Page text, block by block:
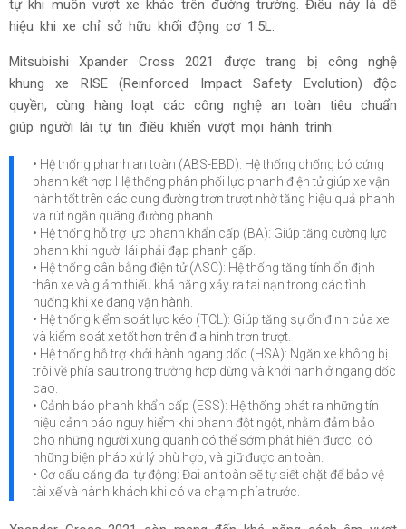
Qua thực tế trải nghiệm với cung đường đèo dốc, khi chở
đủ tải trên xe, người lái phải chuyển về số 2 hoặc L thì xe
mới có thể dễ dàng vượt qua và cũng phải thao tác tương
tự khi muốn vượt xe khác trên đường trường. Điều này là dễ
hiệu khi xe chỉ sở hữu khối động cơ 1.5L.
Mitsubishi Xpander Cross 2021 được trang bị công nghệ
khung xe RISE (Reinforced Impact Safety Evolution) độc
quyền, cùng hàng loạt các công nghệ an toàn tiêu chuẩn
giúp người lái tự tin điều khiển vượt mọi hành trình:
• Hệ thống phanh an toàn (ABS-EBD): Hệ thống chống bó cứng
phanh kết hợp Hệ thống phân phối lực phanh điện tử giúp xe vận
hành tốt trên các cung đường trơn trượt nhờ tăng hiệu quả phanh
và rút ngắn quãng đường phanh.
• Hệ thống hỗ trợ lực phanh khẩn cấp (BA): Giúp tăng cường lực
phanh khi người lái phải đạp phanh gấp.
• Hệ thống cân bằng điện tử (ASC): Hệ thống tăng tính ổn định